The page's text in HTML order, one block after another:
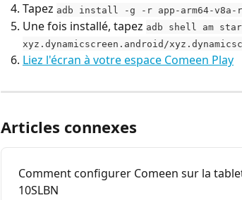
Tapez adb install -g -r app-arm64-v8a-
Une fois installé, tapez adb shell am
xyz.dynamicscreen.android/
Liez l'écran à votre espace Comeen Play
Articles connexes
Comment configurer Comeen sur la
10SLBN